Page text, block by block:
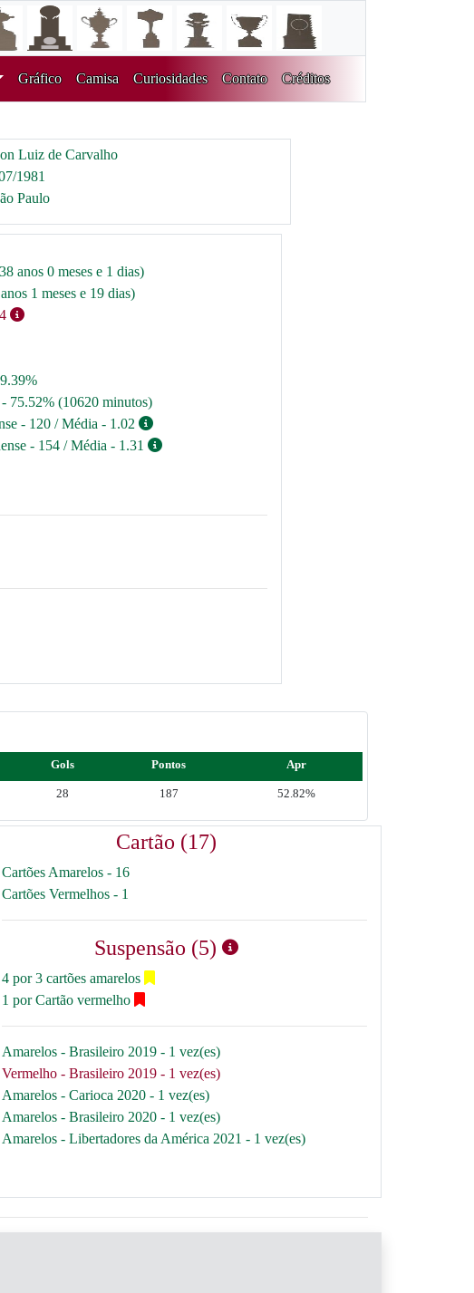
Gráfico Camisa Curiosidades Contato Créditos
Luiz de Carvalho
1981
Paulo
anos 0 meses e 1 dias)
1 meses e 19 dias)
75.52% (10620 minutos)
- 120 / Média - 1.02
- 154 / Média - 1.31
Gols Pontos Apr
28 187 52.82%
Cartão (17)
Cartões Amarelos - 16
Cartões Vermelhos - 1
Suspensão (5)
4 por 3 cartões amarelos
1 por Cartão vermelho
Amarelos - Brasileiro 2019 - 1 vez(es)
Vermelho - Brasileiro 2019 - 1 vez(es)
Amarelos - Carioca 2020 - 1 vez(es)
Amarelos - Brasileiro 2020 - 1 vez(es)
Amarelos - Libertadores da América 2021 - 1 vez(es)